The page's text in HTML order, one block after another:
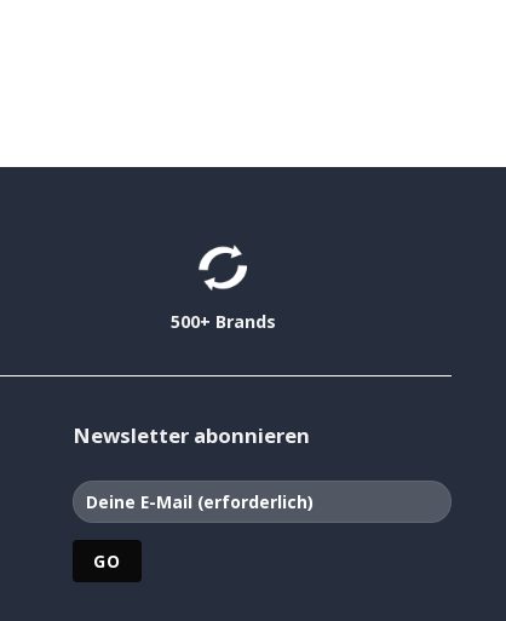
500+ Brands
Newsletter abonnieren